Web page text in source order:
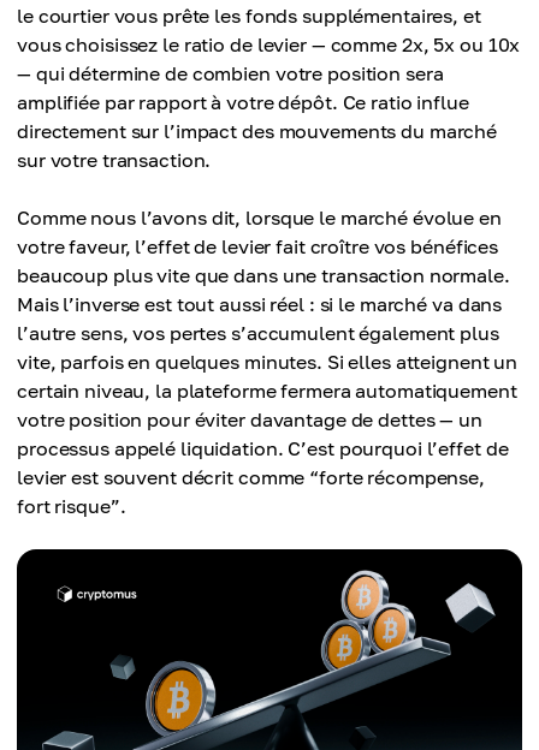
le courtier vous prête les fonds supplémentaires, et
vous choisissez le ratio de levier — comme 2x, 5x ou 10x
— qui détermine de combien votre position sera
amplifiée par rapport à votre dépôt. Ce ratio influe
directement sur l’impact des mouvements du marché
sur votre transaction.
Comme nous l’avons dit, lorsque le marché évolue en
votre faveur, l’effet de levier fait croître vos bénéfices
beaucoup plus vite que dans une transaction normale.
Mais l’inverse est tout aussi réel : si le marché va dans
l’autre sens, vos pertes s’accumulent également plus
vite, parfois en quelques minutes. Si elles atteignent un
certain niveau, la plateforme fermera automatiquement
votre position pour éviter davantage de dettes — un
processus appelé liquidation. C’est pourquoi l’effet de
levier est souvent décrit comme “forte récompense,
fort risque”.